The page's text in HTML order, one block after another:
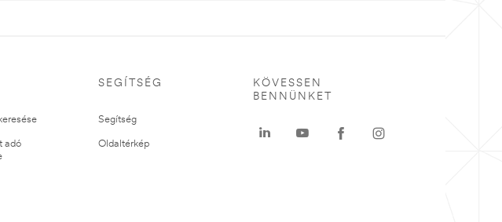
adó
SEGÍTSÉG
Segítség
Oldaltérkép
KÖVESSEN
BENNÜNKET